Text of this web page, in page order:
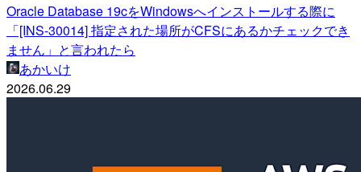
Oracle Database 19cをWindowsへインストールする際に
「[INS-30014] 指定された場所がCFSにあるかチェックでき
ません」と言われたら
あかいけ
2026.06.29